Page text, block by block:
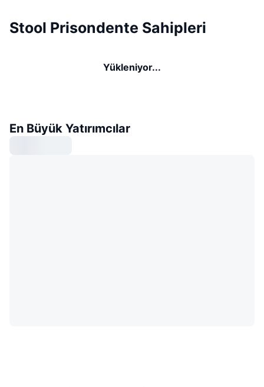
Stool Prisondente Sahipleri
Yükleniyor...
En Büyük Yatırımcılar